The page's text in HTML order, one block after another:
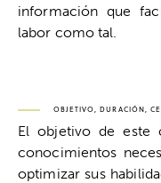
información que
labor como tal.
OBJETIVO, DURACIÓN,
El objetivo de este
conocimientos
optimizar sus